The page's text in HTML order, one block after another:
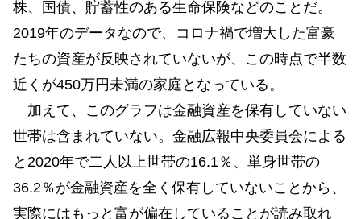
株、国債、貯蓄性のある生命保険などのことだ。
2019年のデータなので、コロナ禍で増大した富豪
たちの資産が反映されていないが、この時点で半数
近くが450万円未満の家庭となっている。
加えて、このグラフは金融資産を保有していない
世帯は含まれていない。金融広報中央委員会による
と2020年で二人以上世帯の16.1％、単身世帯の
36.2％が金融資産を全く保有していないことから、
実際にはもっと富が偏在していることが読み取れ